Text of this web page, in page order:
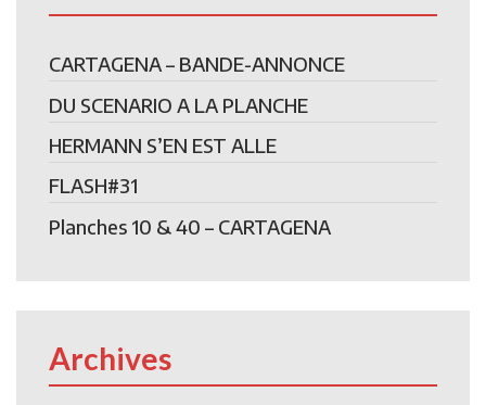
CARTAGENA – BANDE-ANNONCE
DU SCENARIO A LA PLANCHE
HERMANN S’EN EST ALLE
FLASH#31
Planches 10 & 40 – CARTAGENA
Archives